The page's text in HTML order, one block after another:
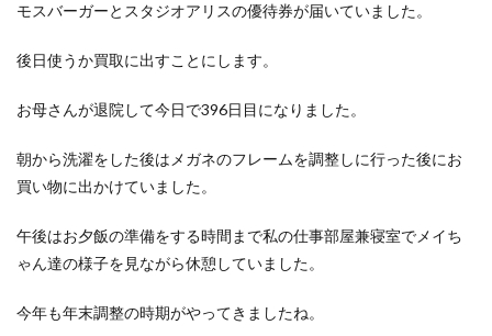
モスバーガーとスタジオアリスの優待券が届いていました。
後日使うか買取に出すことにします。
お母さんが退院して今日で396日目になりました。
朝から洗濯をした後はメガネのフレームを調整しに行った後にお
買い物に出かけていました。
午後はお夕飯の準備をする時間まで私の仕事部屋兼寝室でメイち
ゃん達の様子を見ながら休憩していました。
今年も年末調整の時期がやってきましたね。